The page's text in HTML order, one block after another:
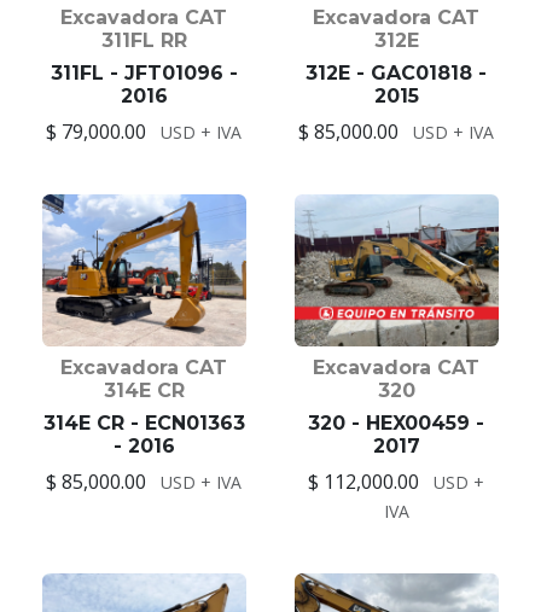
Excavadora CAT
311FL RR
311FL - JFT01096 -
2016
$ 79,000.00 USD + IVA
Excavadora CAT
312E
312E - GAC01818 -
2015
$ 85,000.00 USD + IVA
Excavadora CAT
314E CR
314E CR - ECN01363
- 2016
$ 85,000.00 USD + IVA
Excavadora CAT
320
320 - HEX00459 -
2017
$ 112,000.00
USD +
IVA